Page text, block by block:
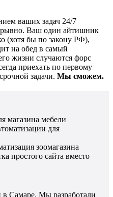
ваших задач 24/7
Ваш один айтишник
(хотя бы по закону РФ),
на обед в самый
жизни случаются форс
приехать по первому
задачи. Мы сможем.
магазина мебели
для
зоомагазина
простого сайта вместо
в Самаре. Мы разработали